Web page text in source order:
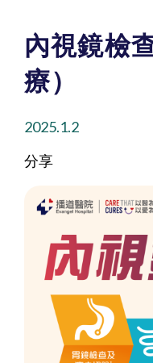
內視鏡檢
療）
2025.1.2
分享